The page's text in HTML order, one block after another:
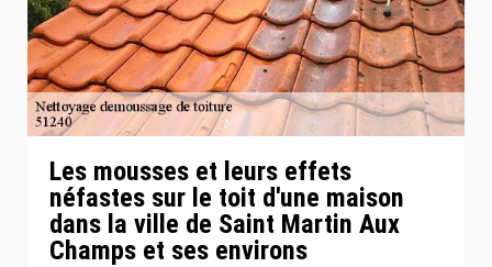
Les mousses et leurs effets
néfastes sur le toit d'une maison
dans la ville de Saint Martin Aux
Champs et ses environs